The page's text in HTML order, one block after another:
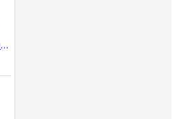
IP-видеодекодер Dahua DHI-NVD1205DU-4I-8K